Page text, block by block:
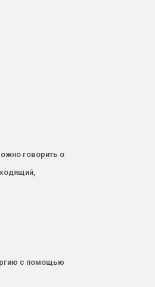
говорить о
с помощью